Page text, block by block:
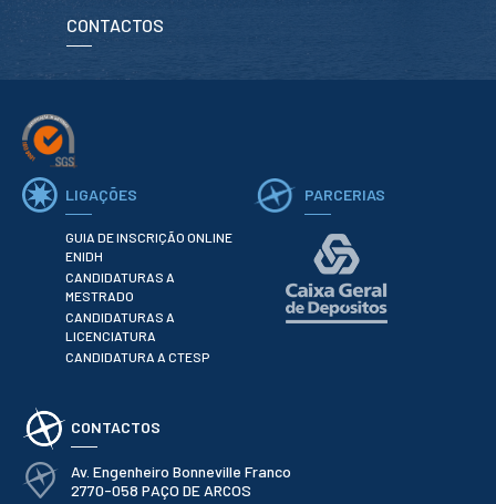
CONTACTOS
LIGAÇÕES
GUIA DE INSCRIÇÃO ONLINE
ENIDH
CANDIDATURAS A
MESTRADO
CANDIDATURAS A
LICENCIATURA
CANDIDATURA A CTESP
PARCERIAS
CONTACTOS
Av. Engenheiro Bonneville Franco
2770-058 PAÇO DE ARCOS